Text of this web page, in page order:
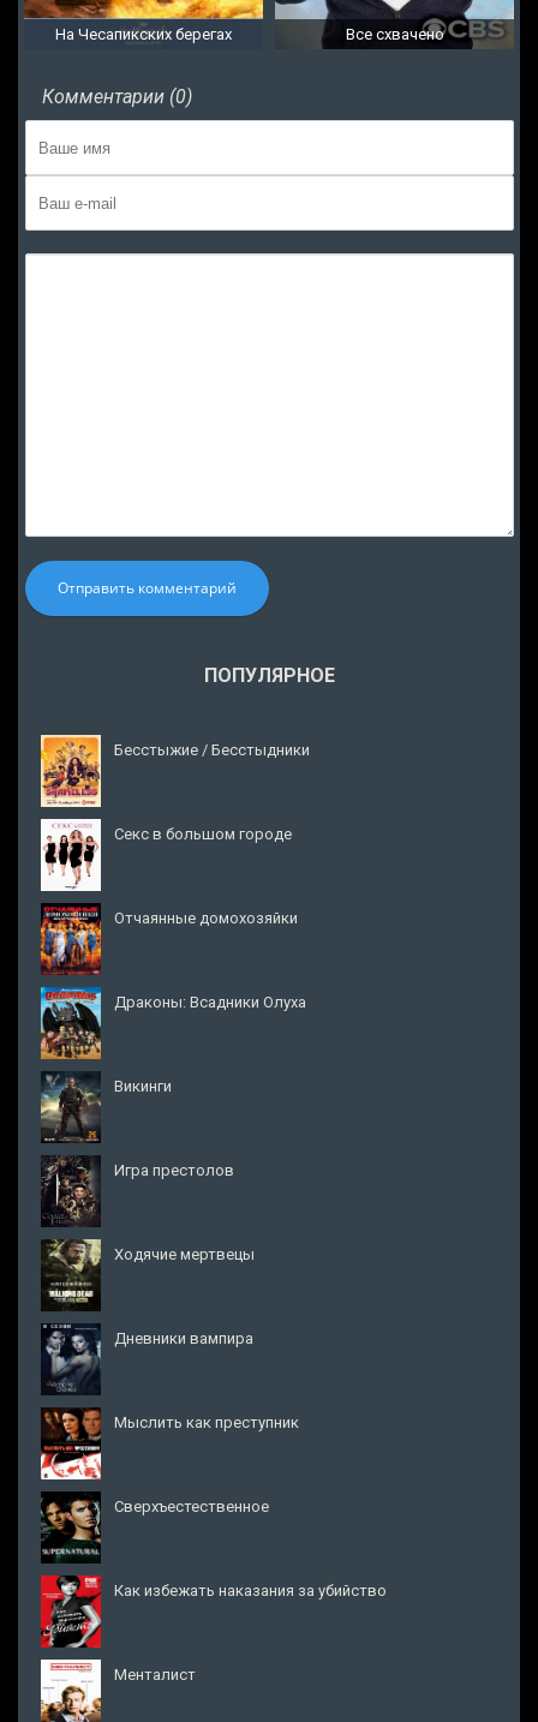
На Чесапикских берегах Все схвачено
Комментарии (0)
Отправить комментарий
ПОПУЛЯРНОЕ
Бесстыжие / Бесстыдники
Секс в большом городе
Отчаянные домохозяйки
Драконы: Всадники Олуха
Викинги
Игра престолов
Ходячие мертвецы
Дневники вампира
Мыслить как преступник
Сверхъестественное
Как избежать наказания за убийство
Менталист